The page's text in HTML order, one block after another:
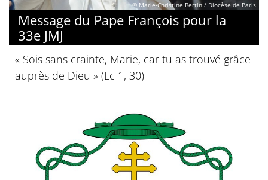
© Marie-Christine Bertin / Diocèse de Paris
Message du Pape François pour la
33e JMJ
« Sois sans crainte, Marie, car tu as trouvé grâce
auprès de Dieu » (Lc 1, 30)